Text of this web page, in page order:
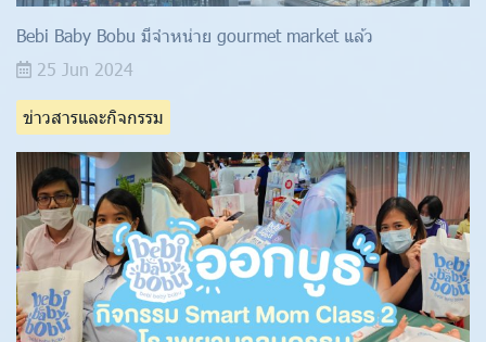
Bebi Baby Bobu มีจำหน่าย gourmet market แล้ว
25 Jun 2024
ข่าวสารและกิจกรรม